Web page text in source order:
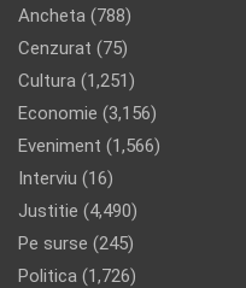
Ancheta (788)
Cenzurat (75)
Cultura (1,251)
Economie (3,156)
Eveniment (1,566)
Interviu (16)
Justitie (4,490)
Pe surse (245)
Politica (1,726)